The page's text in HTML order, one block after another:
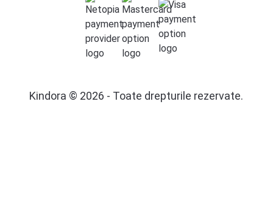
Kindora © 2026 - Toate drepturile rezervate.